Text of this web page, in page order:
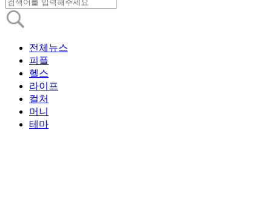
전체뉴스
피플
헬스
라이프
컬처
머니
테마